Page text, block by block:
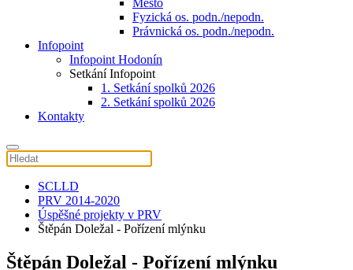
Město
Fyzická os. podn./nepodn.
Právnická os. podn./nepodn.
Infopoint
Infopoint Hodonín
Setkání Infopoint
1. Setkání spolků 2026
2. Setkání spolků 2026
Kontakty
SCLLD
PRV 2014-2020
Úspěšné projekty v PRV
Štěpán Doležal - Pořízení mlýnku
Štěpán Doležal - Pořízení mlýnku